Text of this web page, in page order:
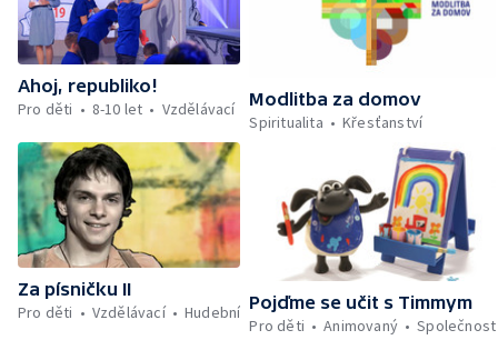
Ahoj, republiko!
Pro děti
8-10 let Vzdělávací
Modlitba za domov
Spiritualita
Křesťanství
Za písničku II
Pro děti
Vzdělávací Hudební Pojďme se učit s Timmym
Pro děti
Animovaný Společnost